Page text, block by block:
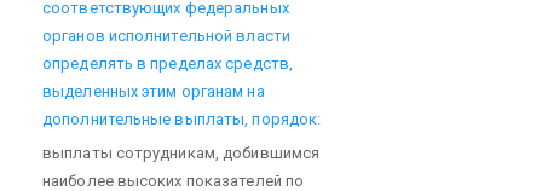
соответствующих федеральных
органов исполнительной власти
определять в пределах средств,
выделенных этим органам на
дополнительные выплаты, порядок:
выплаты сотрудникам, добившимся
наиболее высоких показателей по